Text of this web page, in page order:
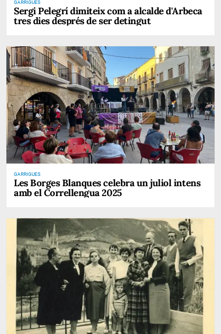
GARRIGUES
Sergi Pelegrí dimiteix com a alcalde d'Arbeca
tres dies després de ser detingut
GARRIGUES
Les Borges Blanques celebra un juliol intens
amb el Correllengua 2025